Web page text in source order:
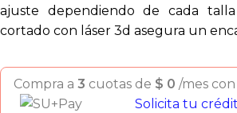
ajuste dependiendo de cada
cortado con láser 3d asegura un
Compra a 3 cuotas de $ 0 /mes con
Solicita tu